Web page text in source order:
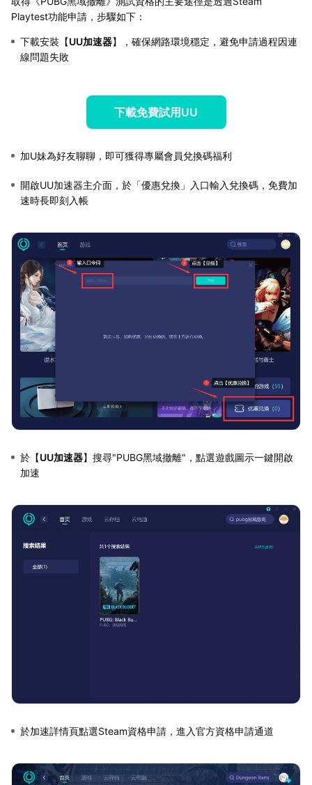
Playtest功能申請，步驟如下：
下載安裝【UU加速器】，確保網路環境穩定，避免申請過程因連
線問題失敗
下載免費試用UU
加U妹為好友聊聊，即可獲得專屬會員兌換碼福利
開啟UU加速器主介面，於「優惠兌換」入口輸入兌換碼，免費加
速時長即刻入帳
於【UU加速器】搜尋"PUBG黑域撤離"，點選遊戲圖示一鍵開啟
加速
於加速詳情頁點選Steam資格申請，進入官方資格申請通道